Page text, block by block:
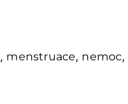
, menstruace, nemoc,